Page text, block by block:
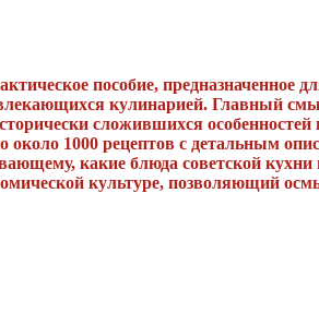
пособие, предназначенное
кулинарией. Главный
сложившихся особенностей
около 1000 рецептов с детальным
какие блюда советской
культуре, позволяющий